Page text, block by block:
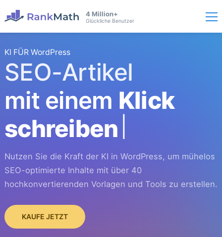
4 Million+
Glückliche Benutzer
KI FÜR WordPress
SEO-Artikel
mit einem Klick
schreiben
Nutzen Sie die Kraft der KI in WordPress, um mühelos
SEO-optimierte Inhalte mit über 40
hochkonvertierenden Vorlagen und Tools zu erstellen.
KAUFE JETZT